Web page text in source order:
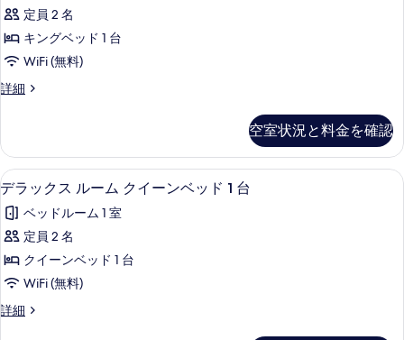
写
真
を
表
す
る
ッ
ド
1
台
べ
て
の
写
真
を
表
示
ン
ベ
ッ
1
細
ッ
ク
ー
キ
ン
グ
ベ
ッ
ド
1
台
定員 2 名
キングベッド 1 台
WiFi (無料)
詳細
ク
ク
ル
ー
キ
ン
ベ
ッ
1
空室状況と料金を確認
デ
ラ
ッ
ク
ス
ー
デラックス ルーム クイーンベッド 1
8
デラックス ルーム クイーンベッド 1 台
ベッドルーム 1 室
定員 2 名
クイーンベッド 1 台
WiFi (無料)
詳細
デ